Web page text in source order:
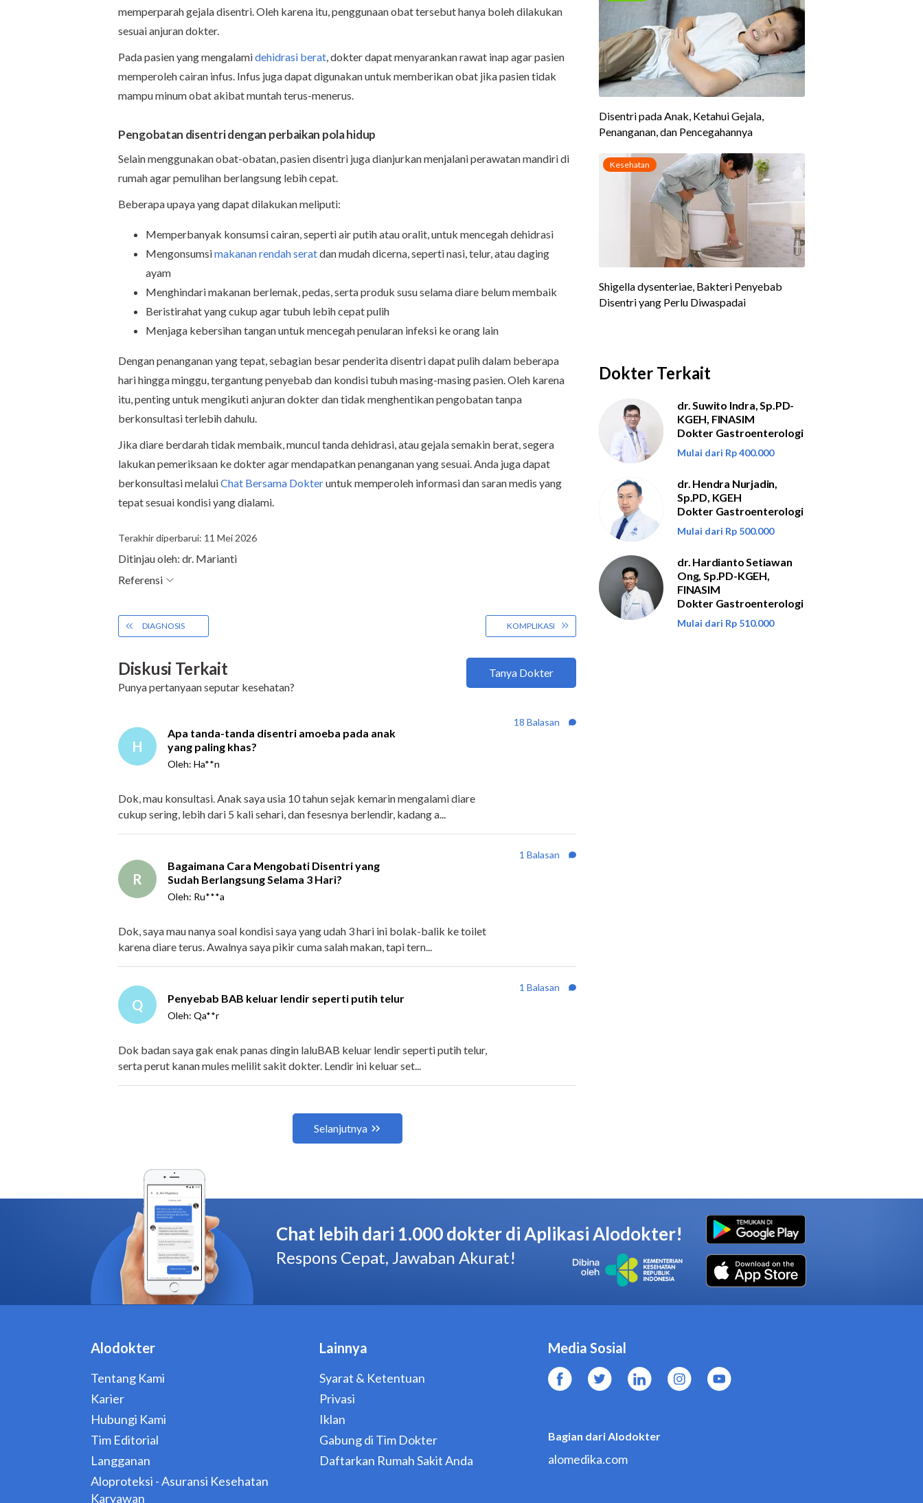
memperparah gejala disentri. Oleh karena itu, penggunaan obat tersebut hanya boleh dilakukan
sesuai anjuran dokter.
Pada pasien yang mengalamidehidrasi berat, dokter dapat menyarankan rawat inap agar pasien
memperoleh cairan infus. Infus juga dapat digunakan untuk memberikan obat jika pasien tidak
mampu minum obat akibat muntah terus-menerus.
Pengobatan disentri dengan perbaikan pola hidup
Selain menggunakan obat-obatan, pasien disentri juga dianjurkan menjalani perawatan mandiri di
rumah agar pemulihan berlangsung lebih cepat.
Beberapa upaya yang dapat dilakukan meliputi:
Memperbanyak konsumsi cairan, seperti air putih atau oralit, untuk mencegah dehidrasi
Mengonsumsimakanan rendah seratdan mudah dicerna, seperti nasi, telur, atau daging
ayam
Menghindari makanan berlemak, pedas, serta produk susu selama diare belum membaik
Beristirahat yang cukup agar tubuh lebih cepat pulih
Menjaga kebersihan tangan untuk mencegah penularan infeksi ke orang lain
Dengan penanganan yang tepat, sebagian besar penderita disentri dapat pulih dalam beberapa
hari hingga minggu, tergantung penyebab dan kondisi tubuh masing-masing pasien. Oleh karena
itu, penting untuk mengikuti anjuran dokter dan tidak menghentikan pengobatan tanpa
berkonsultasi terlebih dahulu.
Jika diare berdarah tidak membaik, muncul tanda dehidrasi, atau gejala semakin berat, segera
lakukan pemeriksaan ke dokter agar mendapatkan penanganan yang sesuai. Anda juga dapat
berkonsultasi melaluiChat Bersama Dokteruntuk memperoleh informasi dan saran medis yang
tepat sesuai kondisi yang dialami.
Terakhir diperbarui: 11 Mei 2026
Dokter Terkait